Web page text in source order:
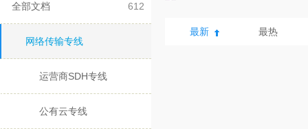
全部文档 612
网络传输专线
运营商SDH专线
公有云专线
最新 最热